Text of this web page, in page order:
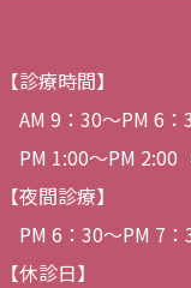
【診療時間】
AM 9：30〜PM 6：
PM 1:00～PM 2:00
【夜間診療】
PM 6：30〜PM 7：
【休診日】